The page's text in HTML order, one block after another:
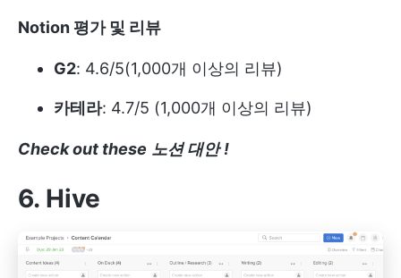
Notion 평가 및 리뷰
G2: 4.6/5(1,000개 이상의 리뷰)
카테라: 4.7/5 (1,000개 이상의 리뷰)
Check out these 노션 대안 !
6. Hive